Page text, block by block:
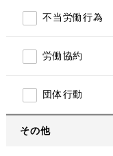
不当労働行為
労働協約
団体行動
その他